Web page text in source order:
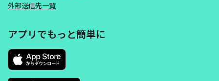
外部送信先一覧
アプリでもっと簡単に